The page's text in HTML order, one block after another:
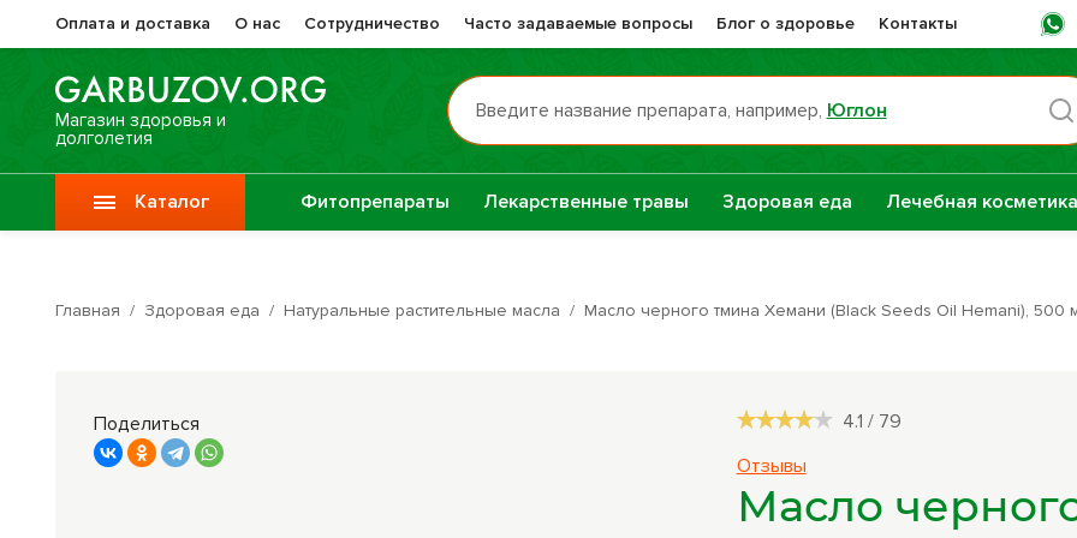
Оплата и доставка О нас Сотрудничество Часто задаваемые вопросы Блог о здоровье Контакты
Пн
Магазин здоровья и
долголетия
Введите название препарата, например, Юглон
Каталог
растительные
масла
Фитопрепараты Лекарственные травы Здоровая еда Лечебная косметика
Главная / Здоровая еда / Натуральные растительные масла / Масло черного тмина Хемани (Black Seeds Oil Hemani), 500
Поделиться 4.1 / 79
Отзывы
Масло